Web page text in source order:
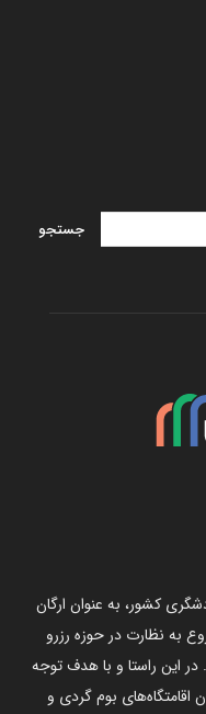
کشور، به عنوان ارگان
به نظارت در حوزه رزرو
این راستا و با هدف توجه
اقامتگاه‌های بوم گردی و